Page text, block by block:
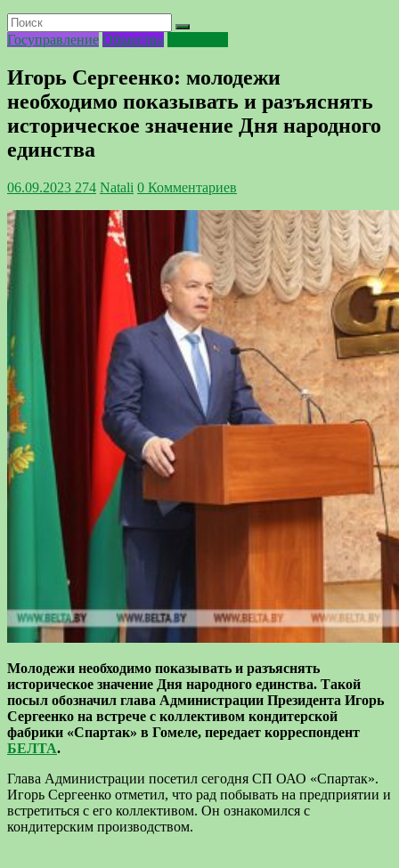
Госуправление Общество
Игорь Сергеенко: молодежи
необходимо показывать и разъяснять
историческое значение Дня народного
единства
06.09.2023 274 Natali 0 Комментариев
Молодежи необходимо показывать и разъяснять
историческое значение Дня народного единства. Такой
посыл обозначил глава Администрации Президента Игорь
Сергеенко на встрече с коллективом кондитерской
фабрики «Спартак» в Гомеле, передает корреспондент
БЕЛТА.
Глава Администрации посетил сегодня СП ОАО «Спартак».
Игорь Сергеенко отметил, что рад побывать на предприятии и
встретиться с его коллективом. Он ознакомился с
кондитерским производством.